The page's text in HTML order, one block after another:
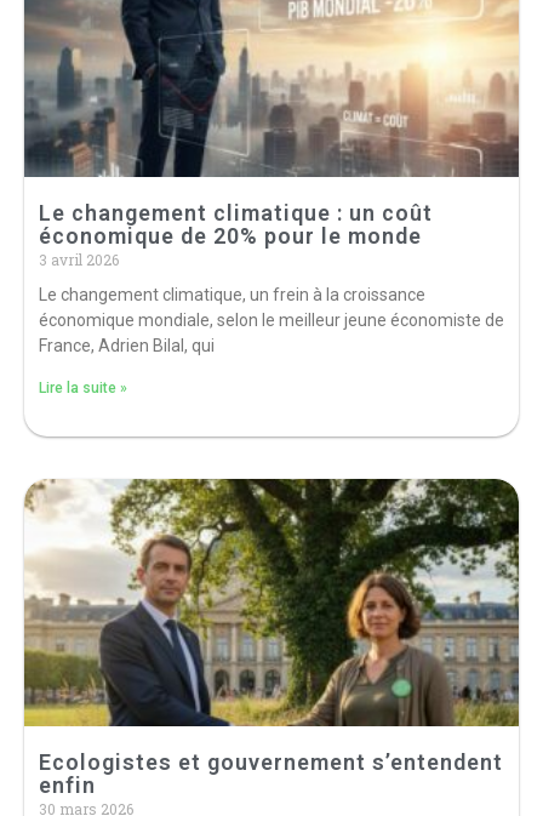
Le changement climatique : un coût
économique de 20% pour le monde
3 avril 2026
Le changement climatique, un frein à la croissance
économique mondiale, selon le meilleur jeune économiste de
France, Adrien Bilal, qui
Lire la suite »
Ecologistes et gouvernement s’entendent
enfin
30 mars 2026